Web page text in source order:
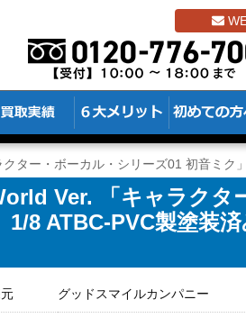
ター・ボーカル・シリーズ01 初音ミク
Ver. 「キャラクタ
8 ATBC-PVC製塗装
グッドスマイルカンパニー